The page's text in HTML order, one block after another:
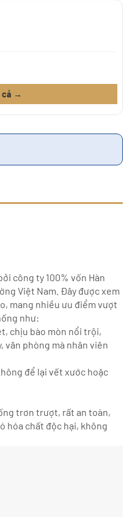
cả →
công ty 100% vốn Hàn
Việt Nam. Đây được xem
mang nhiều ưu điểm vượt
như:
chịu bào mòn nổi trội,
phòng mà nhân viên
để lại vết xước hoặc
trơn trượt, rất an toàn,
hóa chất độc hại, không